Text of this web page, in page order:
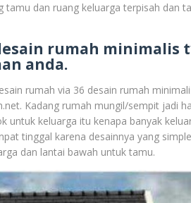
dan ruang keluarga terpisah dan
rumah minimalis
anda.
rumah via 36 desain rumah
Kadang rumah mungil/sempit jadi
untuk keluarga itu kenapa banyak
tinggal karena desainnya yang
dan lantai bawah untuk tamu.